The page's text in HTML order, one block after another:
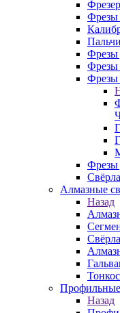
Фрезы
Фрезы
Фрезы
Фрезы
Фрезы
Алмазные
Назад
Назад